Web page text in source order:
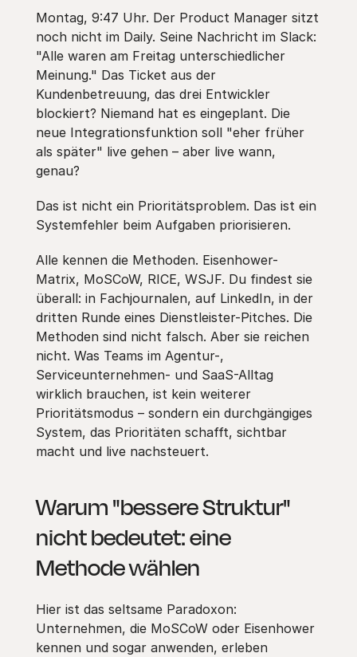
Montag, 9:47 Uhr. Der Product Manager sitzt
noch nicht im Daily. Seine Nachricht im Slack:
"Alle waren am Freitag unterschiedlicher
Meinung." Das Ticket aus der
Kundenbetreuung, das drei Entwickler
blockiert? Niemand hat es eingeplant. Die
neue Integrationsfunktion soll "eher früher
als später" live gehen – aber live wann,
genau?
Das ist nicht ein Prioritätsproblem. Das ist ein
Systemfehler beim Aufgaben priorisieren.
Alle kennen die Methoden. Eisenhower-
Matrix, MoSCoW, RICE, WSJF. Du findest sie
überall: in Fachjournalen, auf LinkedIn, in der
dritten Runde eines Dienstleister-Pitches. Die
Methoden sind nicht falsch. Aber sie reichen
nicht. Was Teams im Agentur-,
Serviceunternehmen- und SaaS-Alltag
wirklich brauchen, ist kein weiterer
Prioritätsmodus – sondern ein durchgängiges
System, das Prioritäten schafft, sichtbar
macht und live nachsteuert.
Warum "bessere Struktur"
nicht bedeutet: eine
Methode wählen
Hier ist das seltsame Paradoxon:
Unternehmen, die MoSCoW oder Eisenhower
kennen und sogar anwenden, erleben